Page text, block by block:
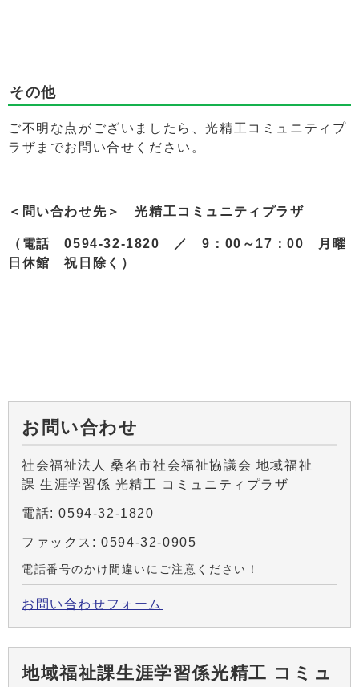
その他
ご不明な点がございましたら、光精工コミュニティプ
ラザまでお問い合せください。
＜問い合わせ先＞ 光精工コミュニティプラザ
（電話 0594-32-1820 ／ 9：00～17：00 月曜
日休館 祝日除く）
お問い合わせ
社会福祉法人 桑名市社会福祉協議会 地域福祉
課 生涯学習係 光精工 コミュニティプラザ
電話: 0594-32-1820
ファックス: 0594-32-0905
電話番号のかけ間違いにご注意ください！
お問い合わせフォーム
地域福祉課生涯学習係光精工 コミュ